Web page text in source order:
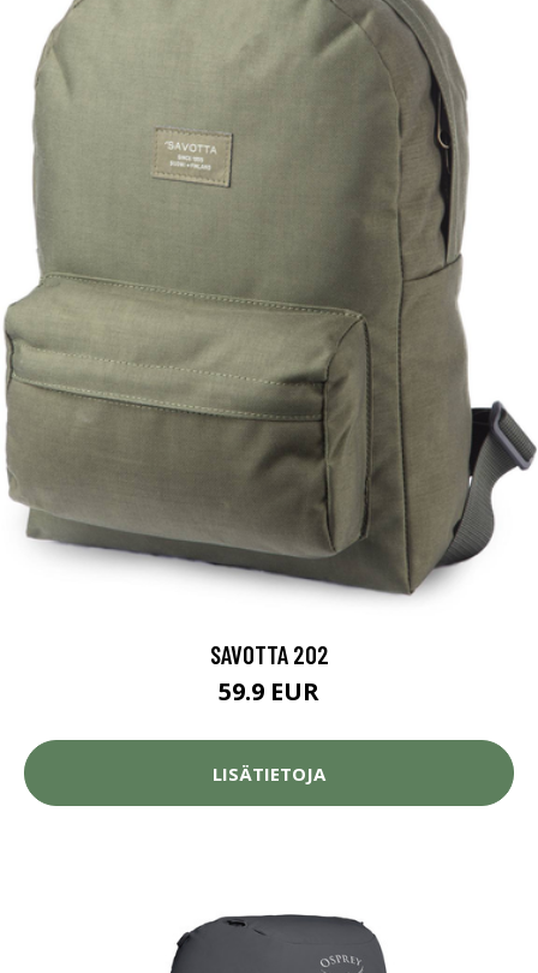
SAVOTTA 202
59.9 EUR
LISÄTIETOJA